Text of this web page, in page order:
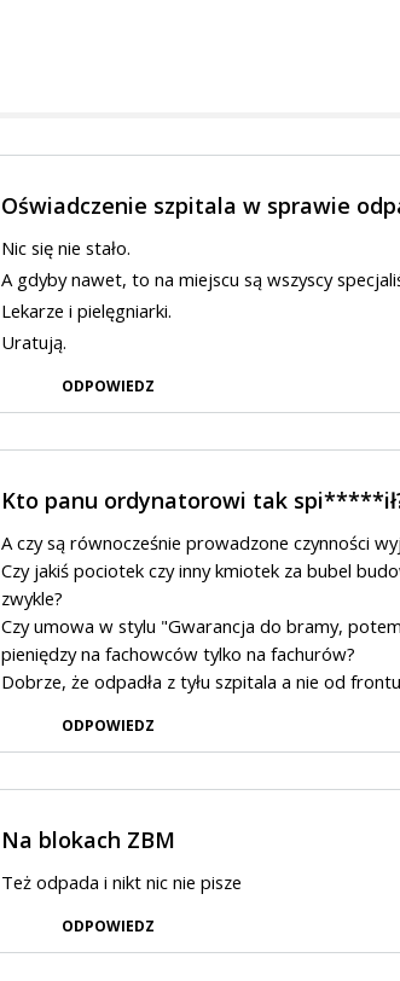
Oświadczenie szpitala w sprawie
Nic się nie stało.
A gdyby nawet, to na miejscu są wszyscy
Lekarze i pielęgniarki.
Uratują.
ODPOWIEDZ
Kto panu ordynatorowi tak
A czy są równocześnie prowadzone czynności
Czy jakiś pociotek czy inny kmiotek za bubel
zwykle?
Czy umowa w stylu "Gwarancja do bramy,
pieniędzy na fachowców tylko na fachurów?
Dobrze, że odpadła z tyłu szpitala a nie od
ODPOWIEDZ
Na blokach ZBM
Też odpada i nikt nic nie pisze
ODPOWIEDZ